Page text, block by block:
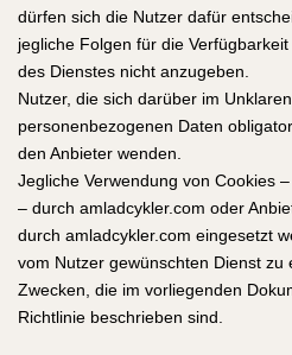
dürfen sich die Nutzer dafür
jegliche Folgen für die
des Dienstes nicht anzugeben.
Nutzer, die sich darüber im
personenbezogenen Daten
den Anbieter wenden.
Jegliche Verwendung von Cookies
– durch amladcykler.com oder
durch amladcykler.com eingesetzt
vom Nutzer gewünschten Dienst
Zwecken, die im vorliegenden
Richtlinie beschrieben sind.